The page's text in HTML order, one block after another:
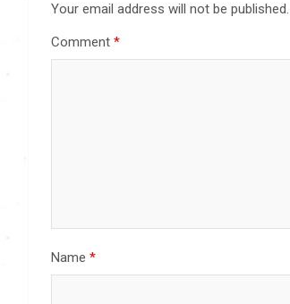
Your email address will not be published.
Comment *
Name *